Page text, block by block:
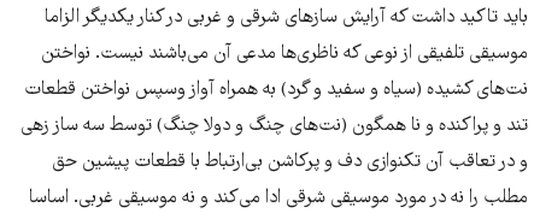
باید تاکید داشت که آرایش سازهای شرقی و غربی در کنار یکدیگر الزاما
موسیقی تلفیقی از نوعی که ناظری‌ها مدعی آن می‌باشند نیست. نواختن
نت‌های کشیده (سیاه و سفید و گرد) به همراه آواز وسپس نواختن قطعات
تند و پراکنده و نا همگون (نت‌های چنگ و دولا چنگ) توسط سه ساز زهی
و در تعاقب آن تکنوازی دف و پرکاشن بی‌ارتباط با قطعات پیشین حق
مطلب را نه در مورد موسیقی شرقی ادا می‌کند و نه موسیقی غربی. اساسا